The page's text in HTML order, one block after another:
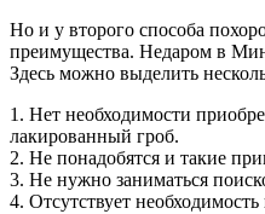
Но и у второго способа
преимущества. Недаром в
Здесь можно выделить
1. Нет необходимости
лакированный гроб.
2. Не понадобятся и такие
3. Не нужно заниматься
4. Отсутствует